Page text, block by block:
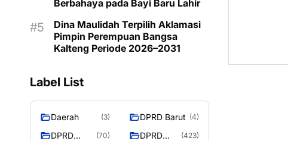
Berbahaya pada Bayi Baru Lahir
Dina Maulidah Terpilih Aklamasi
Pimpin Perempuan Bangsa
Kalteng Periode 2026–2031
Label List
Daerah (3) DPRD Barut (4)
DPRD
(70)
DPRD
(423)